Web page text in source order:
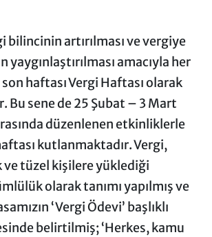
bilincinin artırılması ve vergiye
amacıyla her
son haftası Vergi Haftası olarak
Bu sene de 25 Şubat – 3 Mart
düzenlenen etkinliklerle
kutlanmaktadır. Vergi,
tüzel kişilere yüklediği
olarak tanımı yapılmış ve
‘Vergi Ödevi’ başlıklı
belirtilmiş; ‘Herkes, kamu